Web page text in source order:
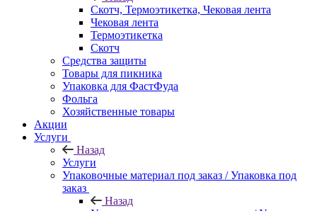
Скотч, Термоэтикетка, Чековая лента
Чековая лента
Термоэтикетка
Скотч
Средства защиты
Товары для пикника
Упаковка для ФастФуда
Фольга
Хозяйственные товары
Акции
Услуги
Назад
Услуги
Упаковочные материал под заказ / Упаковка под
заказ
Назад